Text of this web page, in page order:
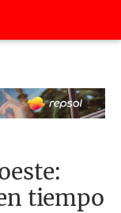
tiempo